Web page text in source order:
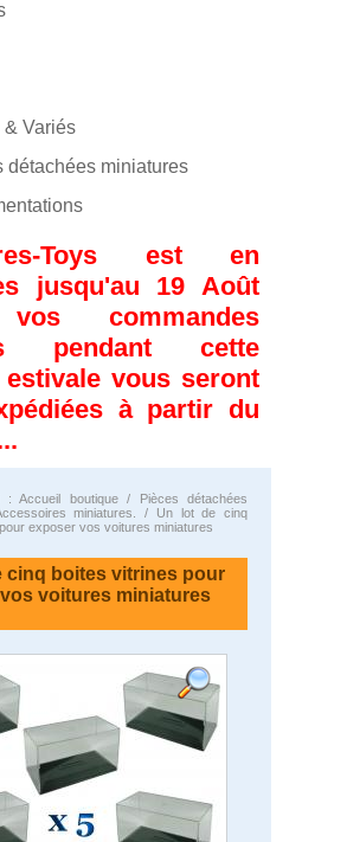
& Variés
détachées miniatures
Toys est en
jusqu'au 19 Août
commandes
pendant cette
estivale vous seront
à partir du
: Accueil boutique/
Pièces détachées
miniatures.
/ Un lot de cinq
exposer vos voitures miniatures
cinq boites vitrines pour
voitures miniatures